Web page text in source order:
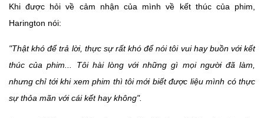
Khi được hỏi về cảm nhận của mình về kết thúc của phim,
Harington nói:
"Thật khó để trả lời, thực sự rất khó để nói tôi vui hay buồn với kết
thúc của phim... Tôi hài lòng với những gì mọi người đã làm,
nhưng chỉ tới khi xem phim thì tôi mới biết được liệu mình có thực
sự thỏa mãn với cái kết hay không".